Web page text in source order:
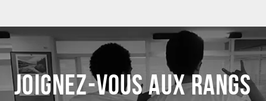
JOIGNEZ-VOUS aux RANGS